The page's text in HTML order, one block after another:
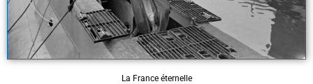
La France éternelle